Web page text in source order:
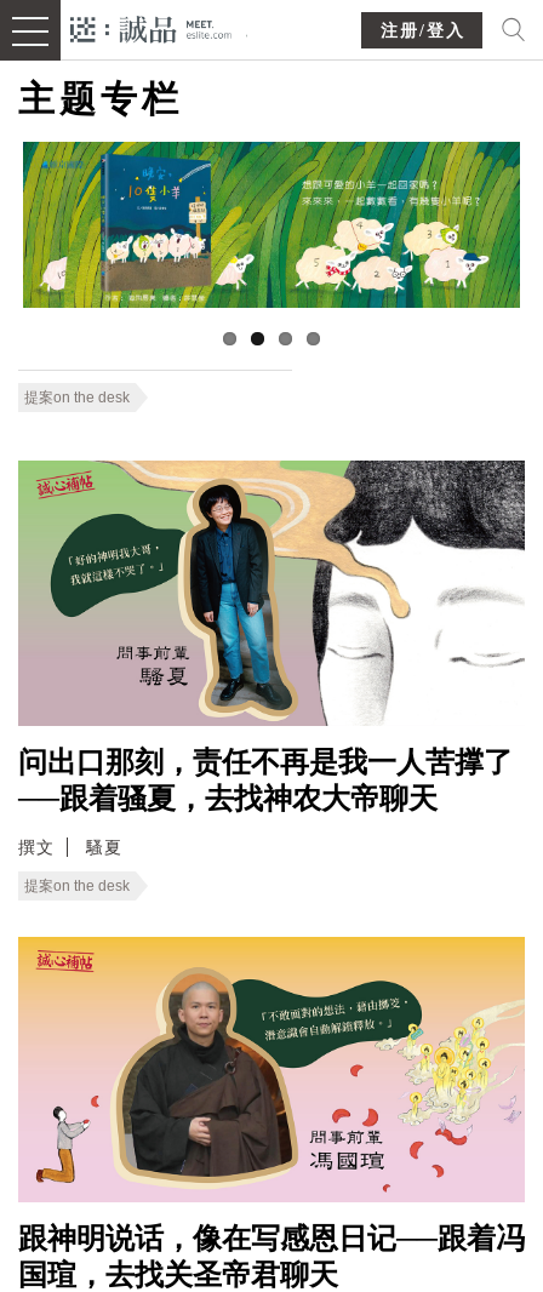
注册/登入
主题专栏
提案on the desk
问出口那刻，责任不再是我一人苦撑了
──跟着骚夏，去找神农大帝聊天
撰文 騷夏
提案on the desk
跟神明说话，像在写感恩日记──跟着冯
国瑄，去找关圣帝君聊天